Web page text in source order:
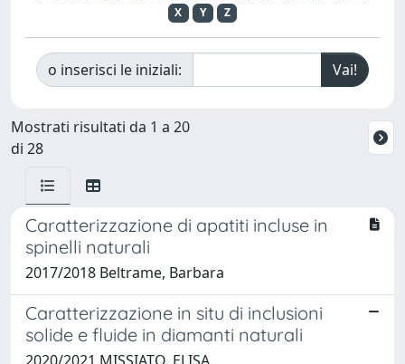
X
Y Z
o inserisci le iniziali:
Mostrati risultati da 1 a 20
di 28
Caratterizzazione di apatiti incluse in
spinelli naturali
2017/2018 Beltrame, Barbara
Caratterizzazione in situ di inclusioni
solide e fluide in diamanti naturali
2020/2021 MISSIATO, ELISA